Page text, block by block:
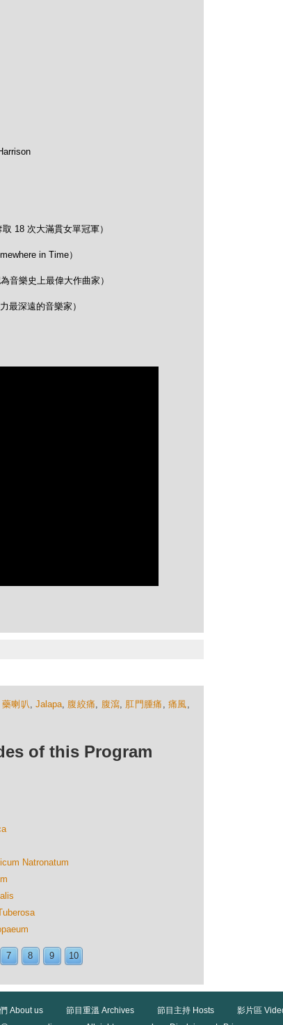
18 次大滿貫女單冠軍）
in Time）
音樂史上最偉大作曲家）
最深遠的音樂家）
藥喇叭,Jalapa, 腹絞痛, 腹瀉, 肛門腫痛 , 痛風,
of this Program
Natronatum
7 8 9 10
About us 節目重溫 Archives 節目主持 Hosts 影片區